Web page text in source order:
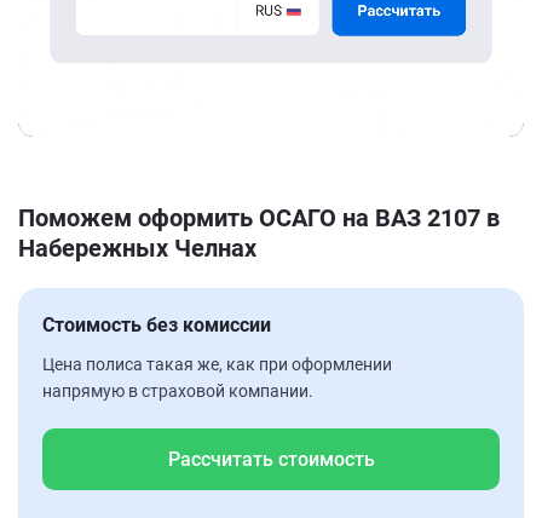
Поможем оформить ОСАГО на ВАЗ 2107 в
Набережных Челнах
Стоимость без комиссии
Цена полиса такая же, как при оформлении
напрямую в страховой компании.
Рассчитать стоимость